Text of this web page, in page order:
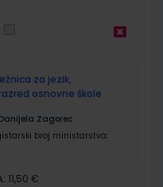
za jezik,
osnovne škole
Zagorec
broj ministarstva:
11,50 €